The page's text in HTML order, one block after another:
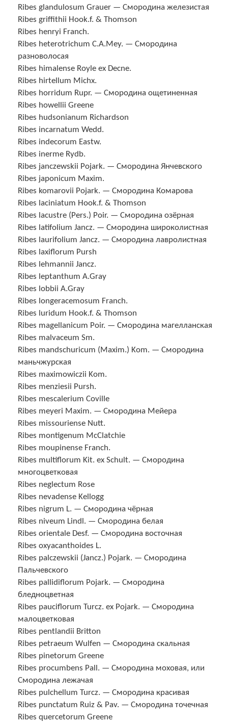
Ribes glandulosum Grauer — Смородина железистая
Ribes griffithii Hook.f. & Thomson
Ribes henryi Franch.
Ribes heterotrichum C.A.Mey. — Смородина
разноволосая
Ribes himalense Royle ex Decne.
Ribes hirtellum Michx.
Ribes horridum Rupr. — Смородина ощетиненная
Ribes howellii Greene
Ribes hudsonianum Richardson
Ribes incarnatum Wedd.
Ribes indecorum Eastw.
Ribes inerme Rydb.
Ribes janczewskii Pojark. — Смородина Янчевского
Ribes japonicum Maxim.
Ribes komarovii Pojark. — Смородина Комарова
Ribes laciniatum Hook.f. & Thomson
Ribes lacustre (Pers.) Poir. — Смородина озёрная
Ribes latifolium Jancz. — Смородина широколистная
Ribes laurifolium Jancz. — Смородина лавролистная
Ribes laxiflorum Pursh
Ribes lehmannii Jancz.
Ribes leptanthum A.Gray
Ribes lobbii A.Gray
Ribes longeracemosum Franch.
Ribes luridum Hook.f. & Thomson
Ribes magellanicum Poir. — Смородина магелланская
Ribes malvaceum Sm.
Ribes mandschuricum (Maxim.) Kom. — Смородина
маньчжурская
Ribes maximowiczii Kom.
Ribes menziesii Pursh.
Ribes mescalerium Coville
Ribes meyeri Maxim. — Смородина Мейера
Ribes missouriense Nutt.
Ribes montigenum McClatchie
Ribes moupinense Franch.
Ribes multiflorum Kit. ex Schult. — Смородина
многоцветковая
Ribes neglectum Rose
Ribes nevadense Kellogg
Ribes nigrum L. — Смородина чёрная
Ribes niveum Lindl. — Смородина белая
Ribes orientale Desf. — Смородина восточная
Ribes oxyacanthoides L.
Ribes palczewskii (Jancz.) Pojark. — Смородина
Пальчевского
Ribes pallidiflorum Pojark. — Смородина
бледноцветная
Ribes pauciflorum Turcz. ex Pojark. — Смородина
малоцветковая
Ribes pentlandii Britton
Ribes petraeum Wulfen — Смородина скальная
Ribes pinetorum Greene
Ribes procumbens Pall. — Смородина моховая, или
Смородина лежачая
Ribes pulchellum Turcz. — Смородина красивая
Ribes punctatum Ruiz & Pav. — Смородина точечная
Ribes quercetorum Greene